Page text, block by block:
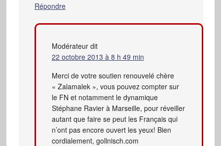
Répondre
Modérateur dit
22 octobre 2013 à 8 h 49 min
Merci de votre soutien renouvelé chère
« Zalamalek », vous pouvez compter sur
le FN et notamment le dynamique
Stéphane Ravier à Marseille, pour réveiller
autant que faire se peut les Français qui
n’ont pas encore ouvert les yeux! Bien
cordialement, gollnisch.com